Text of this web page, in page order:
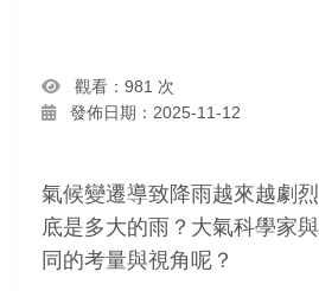
觀看：981 次
發佈日期：2025-11-12
氣候變遷導致降雨越來越劇
底是多大的雨？大氣科學家
同的考量與視角呢？